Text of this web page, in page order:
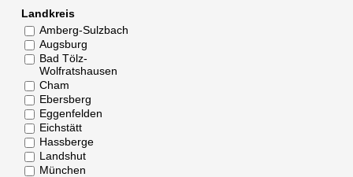
Landkreis
Amberg-Sulzbach
Augsburg
Bad Tölz-
Wolfratshausen
Cham
Ebersberg
Eggenfelden
Eichstätt
Hassberge
Landshut
München